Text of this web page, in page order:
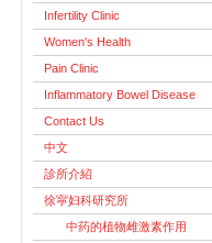
Infertility Clinic
Women's Health
Pain Clinic
Inflammatory Bowel Disease
Contact Us
中文
診所介紹
徐寜妇科研究所
中药的植物雌激素作用